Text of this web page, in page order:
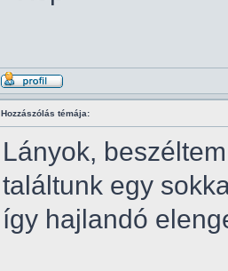
Hozzászólás témája:
Lányok,
találtunk egy
így hajlandó